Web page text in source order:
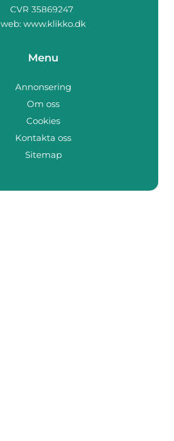
web: www.klikko.dk
Menu
Annonsering
Om oss
Cookies
Kontakta oss
Sitemap